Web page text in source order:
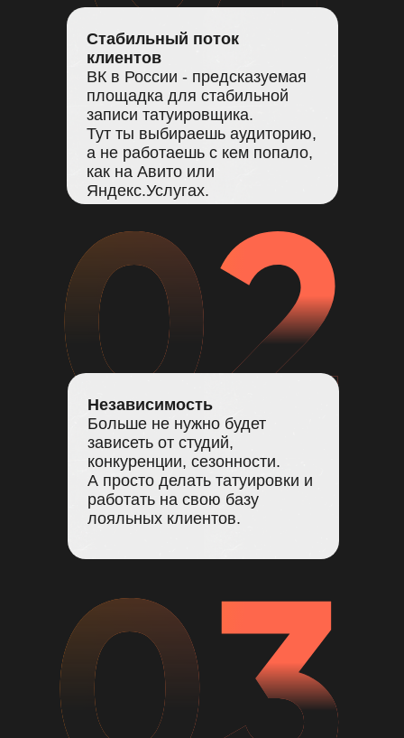
Стабильный поток
клиентов
ВК в России - предсказуемая
площадка для стабильной
записи татуировщика.
Тут ты выбираешь аудиторию,
а не работаешь с кем попало,
как на Авито или
Яндекс.Услугах.
Независимость
Больше не нужно будет
зависеть от студий,
конкуренции, сезонности.
А просто делать татуировки и
работать на свою базу
лояльных клиентов.